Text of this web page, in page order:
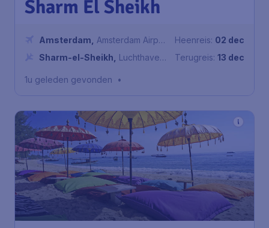
Sharm El Sheikh
Amsterdam
Amsterdam Airport
Schiphol
Sharm-el-Sheikh
Luchthaven
Heenreis: 02 dec
Terugreis: 13 dec
1u geleden gevonden •